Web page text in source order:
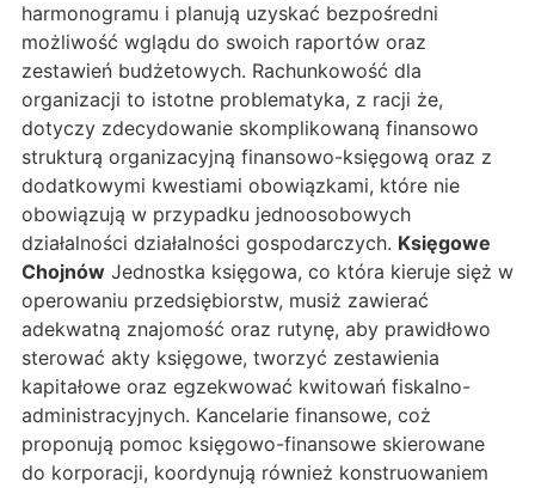
harmonogramu i planują uzyskać bezpośredni
możliwość wglądu do swoich raportów oraz
zestawień budżetowych. Rachunkowość dla
organizacji to istotne problematyka, z racji że,
dotyczy zdecydowanie skomplikowaną finansowo
strukturą organizacyjną finansowo-księgową oraz z
dodatkowymi kwestiami obowiązkami, które nie
obowiązują w przypadku jednoosobowych
działalności działalności gospodarczych. Księgowe
Chojnów Jednostka księgowa, co która kieruje sięż w
operowaniu przedsiębiorstw, musiż zawierać
adekwatną znajomość oraz rutynę, aby prawidłowo
sterować akty księgowe, tworzyć zestawienia
kapitałowe oraz egzekwować kwitowań fiskalno-
administracyjnych. Kancelarie finansowe, coż
proponują pomoc księgowo-finansowe skierowane
do korporacji, koordynują również konstruowaniem